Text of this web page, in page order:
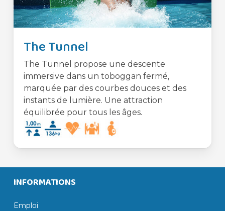
The Tunnel
The Tunnel propose une descente
immersive dans un toboggan fermé,
marquée par des courbes douces et des
instants de lumière. Une attraction
équilibrée pour tous les âges.
INFORMATIONS
Emploi